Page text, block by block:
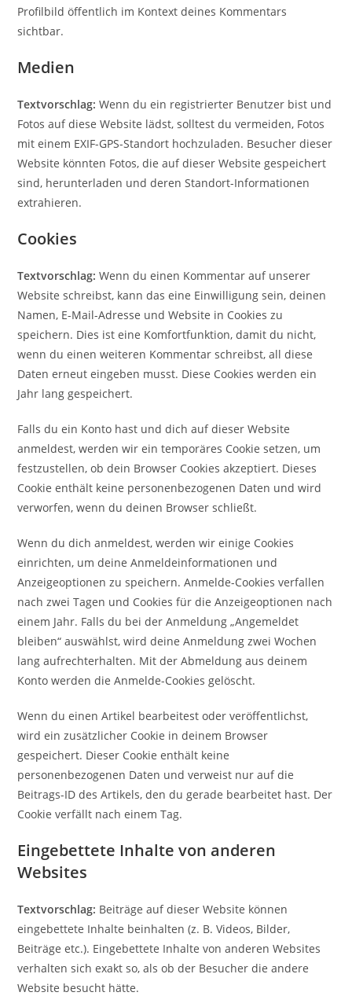
Profilbild öffentlich im Kontext deines Kommentars
sichtbar.
Medien
Textvorschlag:Wenn du ein registrierter Benutzer bist und
Fotos auf diese Website lädst, solltest du vermeiden, Fotos
mit einem EXIF-GPS-Standort hochzuladen. Besucher dieser
Website könnten Fotos, die auf dieser Website gespeichert
sind, herunterladen und deren Standort-Informationen
extrahieren.
Cookies
Textvorschlag:Wenn du einen Kommentar auf unserer
Website schreibst, kann das eine Einwilligung sein, deinen
Namen, E-Mail-Adresse und Website in Cookies zu
speichern. Dies ist eine Komfortfunktion, damit du nicht,
wenn du einen weiteren Kommentar schreibst, all diese
Daten erneut eingeben musst. Diese Cookies werden ein
Jahr lang gespeichert.
Falls du ein Konto hast und dich auf dieser Website
anmeldest, werden wir ein temporäres Cookie setzen, um
festzustellen, ob dein Browser Cookies akzeptiert. Dieses
Cookie enthält keine personenbezogenen Daten und wird
verworfen, wenn du deinen Browser schließt.
Wenn du dich anmeldest, werden wir einige Cookies
einrichten, um deine Anmeldeinformationen und
Anzeigeoptionen zu speichern. Anmelde-Cookies verfallen
nach zwei Tagen und Cookies für die Anzeigeoptionen nach
einem Jahr. Falls du bei der Anmeldung „Angemeldet
bleiben“ auswählst, wird deine Anmeldung zwei Wochen
lang aufrechterhalten. Mit der Abmeldung aus deinem
Konto werden die Anmelde-Cookies gelöscht.
Wenn du einen Artikel bearbeitest oder veröffentlichst,
wird ein zusätzlicher Cookie in deinem Browser
gespeichert. Dieser Cookie enthält keine
personenbezogenen Daten und verweist nur auf die
Beitrags-ID des Artikels, den du gerade bearbeitet hast. Der
Cookie verfällt nach einem Tag.
Eingebettete Inhalte von anderen
Websites
Textvorschlag: Beiträge auf dieser Website können
eingebettete Inhalte beinhalten (z. B. Videos, Bilder,
Beiträge etc.). Eingebettete Inhalte von anderen Websites
verhalten sich exakt so, als ob der Besucher die andere
Website besucht hätte.